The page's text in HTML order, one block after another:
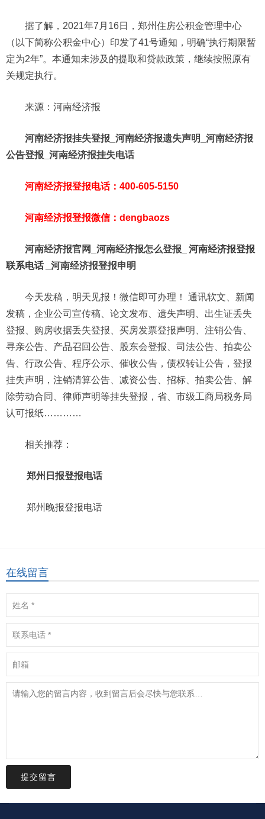
据了解，2021年7月16日，郑州住房公积金管理中心
（以下简称公积金中心）印发了41号通知，明确“执行期限暂
定为2年”。本通知未涉及的提取和贷款政策，继续按照原有
关规定执行。
来源：河南经济报
河南经济报挂失登报_河南经济报遗失声明_河南经济报
公告登报_河南经济报挂失电话
河南经济报登报电话：400-605-5150
河南经济报登报微信：dengbaozs
河南经济报官网_河南经济报怎么登报_
河南经济报登报
联系电话
_河南经济报登报申明
今天发稿，明天见报！微信即可办理！ 通讯软文、新闻
发稿，企业公司宣传稿、论文发布、遗失声明、出生证丢失
登报、购房收据丢失登报、买房发票登报声明、注销公告、
寻亲公告、产品召回公告、股东会登报、司法公告、拍卖公
告、行政公告、程序公示、催收公告，债权转让公告，登报
挂失声明，注销清算公告、减资公告、招标、拍卖公告、解
除劳动合同、律师声明等挂失登报，省、市级工商局税务局
认可报纸…………
相关推荐：
郑州日报登报电话
郑州晚报登报电话
在线留言
提交留言